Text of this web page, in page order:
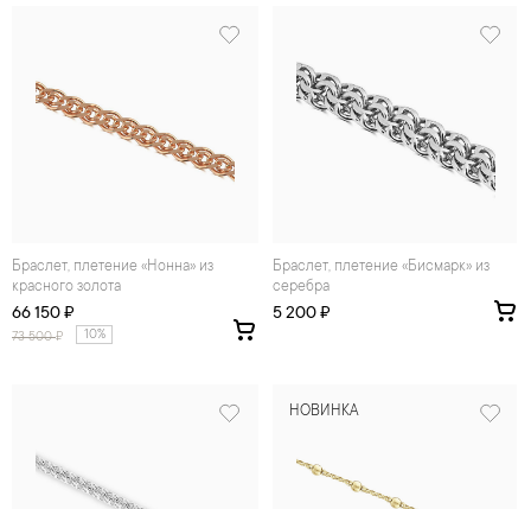
Браслет, плетение «Нонна» из
красного золота
66 150 ₽
73 500₽ 10%
Браслет, плетение «Бисмарк» из
серебра
5 200 ₽
НОВИНКА